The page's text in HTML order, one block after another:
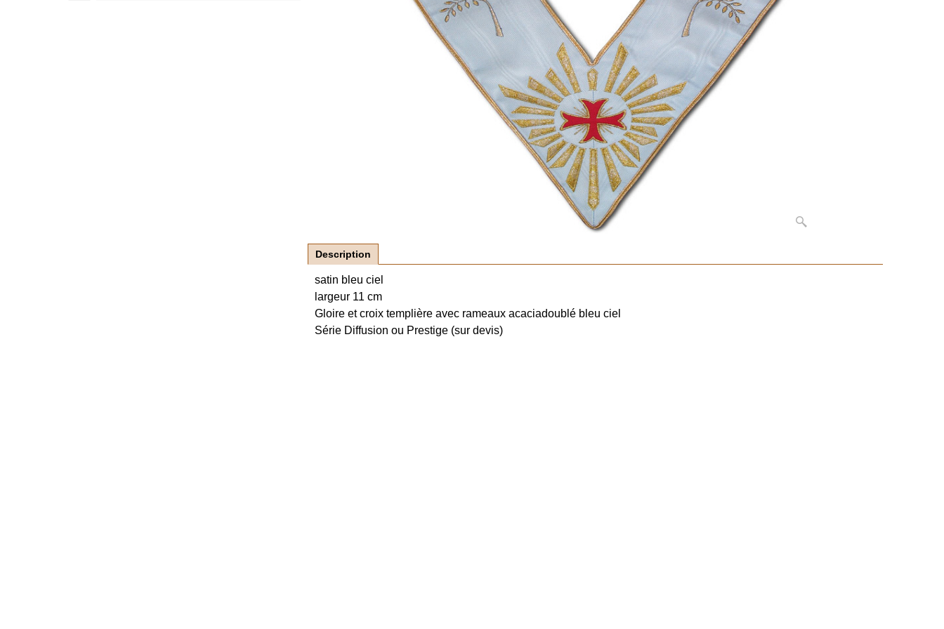
Description
satin bleu ciel
largeur 11 cm
Gloire et croix templière avec rameaux acaciadoublé bleu ciel
Série Diffusion ou Prestige (sur devis)